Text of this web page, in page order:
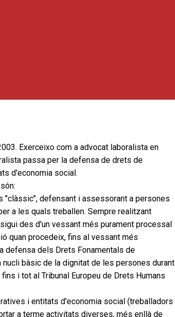
Exerceixo com a advocat laboralista en
passa per la defensa de drets de
d'economia social.
"clàssic", defensant i assessorant a persones
a les quals treballen. Sempre realitzant
des d'un vessant més purament processal
quan procedeix, fins al vessant més
defensa dels Drets Fonamentals de
bàsic de la dignitat de les persones durant
i tot al Tribunal Europeu de Drets Humans
i entitats d'economia social (treballadors
a terme activitats diverses, més enllà de